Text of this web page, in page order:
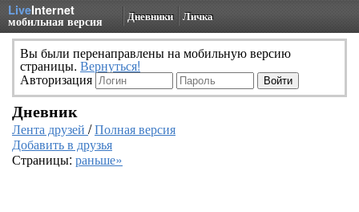
LiveInternet
мобильная версия Дневники Личка
Вы были перенаправлены на мобильную версию
страницы. Вернуться!
Авторизация
Дневник
Лента друзей /Полная версия
Добавить в друзья
Страницы: раньше»